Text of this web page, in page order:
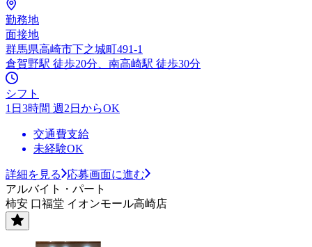
勤務地
面接地
群馬県高崎市下之城町491-1
倉賀野駅 徒歩20分、南高崎駅 徒歩30分
シフト
1日3時間 週2日からOK
交通費支給
未経験OK
詳細を見る
応募画面に進む
アルバイト・パート
柿安 口福堂 イオンモール高崎店